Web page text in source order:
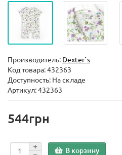
Производитель: Dexter`s
Код товара:432363
Доступность: На складе
Артикул: 432363
544грн
В корзину